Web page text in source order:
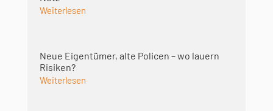
Weiterlesen
Neue Eigentümer, alte Policen – wo lauern
Risiken?
Weiterlesen